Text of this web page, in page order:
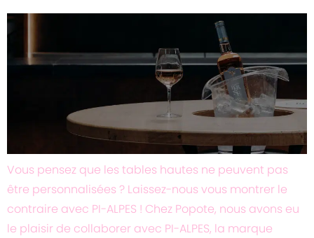
Vous pensez que les tables hautes ne peuvent pas
être personnalisées ? Laissez-nous vous montrer le
contraire avec PI-ALPES ! Chez Popote, nous avons eu
le plaisir de collaborer avec PI-ALPES, la marque